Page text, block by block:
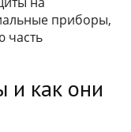
приборы,
часть
и как они